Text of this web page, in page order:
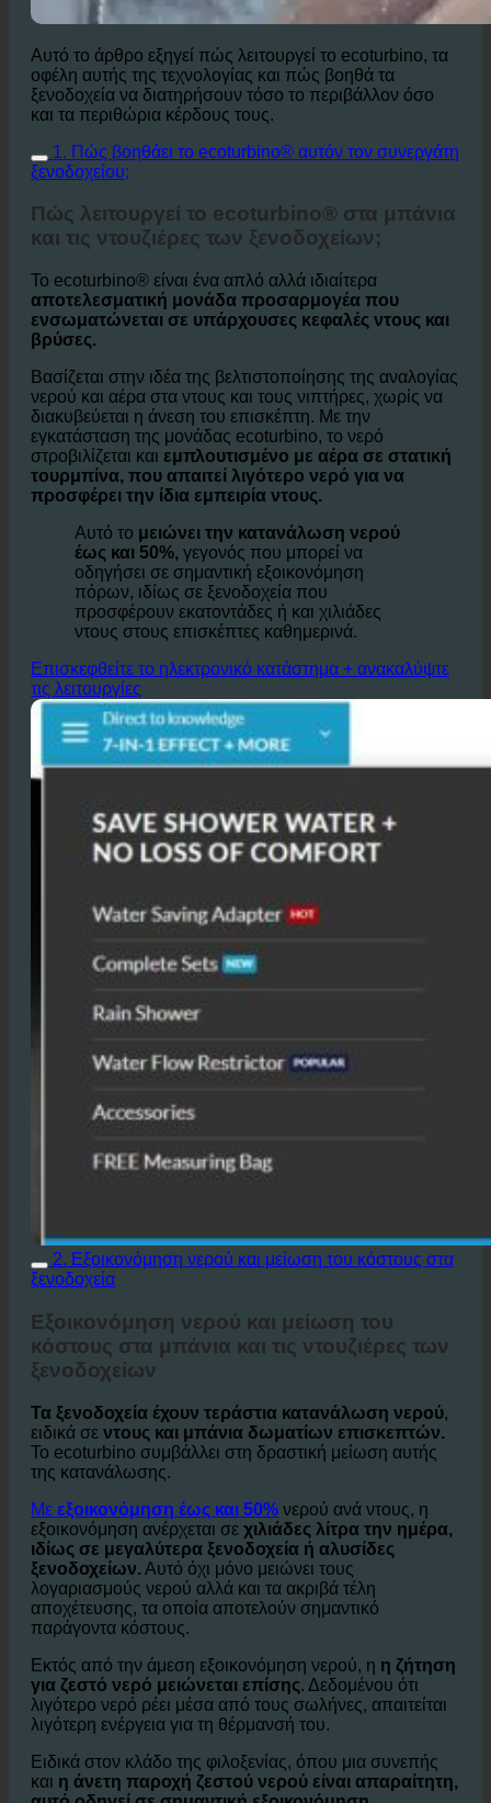
Αυτό το άρθρο εξηγεί πώς λειτουργεί το ecoturbino, τα
οφέλη αυτής της τεχνολογίας και πώς βοηθά τα
ξενοδοχεία να διατηρήσουν τόσο το περιβάλλον όσο
και τα περιθώρια κέρδους τους.
1. Πώς βοηθάει το ecoturbino® αυτόν τον συνεργάτη
ξενοδοχείου;
και τις ντουζιέρες των ξενοδοχείων;
Το ecoturbino® είναι ένα απλό αλλά ιδιαίτερα
αποτελεσματική μονάδα προσαρμογέα που
ενσωματώνεται σε υπάρχουσες κεφαλές ντους και
βρύσες.
Βασίζεται στην ιδέα της βελτιστοποίησης της αναλογίας
νερού και αέρα στα ντους και τους νιπτήρες, χωρίς να
διακυβεύεται η άνεση του επισκέπτη. Με την
εγκατάσταση της μονάδας ecoturbino, το νερό
στροβιλίζεται και
εμπλουτισμένο με αέρα σε στατική
τουρμπίνα, που απαιτεί λιγότερο νερό για να
προσφέρει την ίδια εμπειρία ντους.
Αυτό το μειώνει την κατανάλωση νερού
έως και 50%,γεγονός που μπορεί να
οδηγήσει σε σημαντική εξοικονόμηση
πόρων, ιδίως σε ξενοδοχεία που
προσφέρουν εκατοντάδες ή και χιλιάδες
ντους στους επισκέπτες καθημερινά.
Επισκεφθείτε το ηλεκτρονικό κατάστημα + ανακαλύψτε
τις λειτουργίες
2. Εξοικονόμηση νερού και μείωση του κόστους στα
ξενοδοχεία
Εξοικονόμηση νερού και μείωση του
ξενοδοχείων
Τα ξενοδοχεία έχουν τεράστια κατανάλωση νερού
ειδικά σε ντους και μπάνια δωματίων επισκεπτών.
Το ecoturbino συμβάλλει στη δραστική μείωση αυτής
της κατανάλωσης.
Μεεξοικονόμηση έως και 50%νερού ανά ντους, η
εξοικονόμηση ανέρχεται σεχιλιάδες λίτρα την ημέρα,
ιδίως σε μεγαλύτερα ξενοδοχεία ή αλυσίδες
ξενοδοχείων. Αυτό όχι μόνο μειώνει τους
λογαριασμούς νερού αλλά και τα ακριβά τέλη
αποχέτευσης, τα οποία αποτελούν σημαντικό
παράγοντα κόστους.
Εκτός από την άμεση εξοικονόμηση νερού, ηη ζήτηση
για ζεστό νερό μειώνεται επίσης . Δεδομένου ότι
λιγότερο νερό ρέει μέσα από τους σωλήνες, απαιτείται
λιγότερη ενέργεια για τη θέρμανσή του.